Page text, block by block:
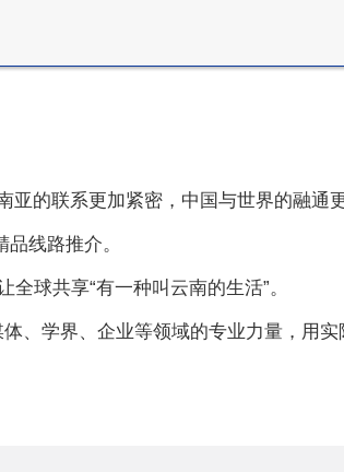
的联系更加紧密，中国与世界的融通
线路推介。
球共享“有一种叫云南的生活”。
、学界、企业等领域的专业力量，用